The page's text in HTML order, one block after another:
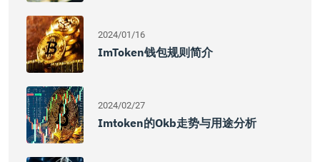
2024/01/16
ImToken钱包规则简介
2024/02/27
Imtoken的okb走势与用途分析